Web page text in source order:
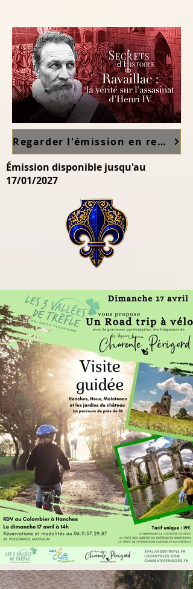
Regarder l'émission en replay sur France TV ici
Émission disponible jusqu'au
17/01/2027